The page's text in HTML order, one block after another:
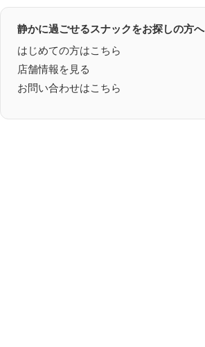
静かに過ごせるスナックをお探しの方へ
はじめての方はこちら
店舗情報を見る
お問い合わせはこちら